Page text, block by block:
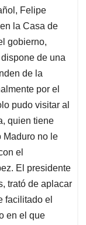
Felipe
la Casa de
gobierno,
de una
de la
por el
pudo visitar al
quien tiene
Maduro no le
el
El presidente
trató de aplacar
facilitado el
en el que